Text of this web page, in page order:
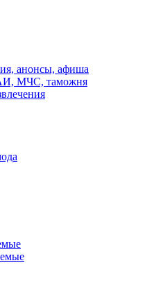
анонсы, афиша
МЧС, таможня